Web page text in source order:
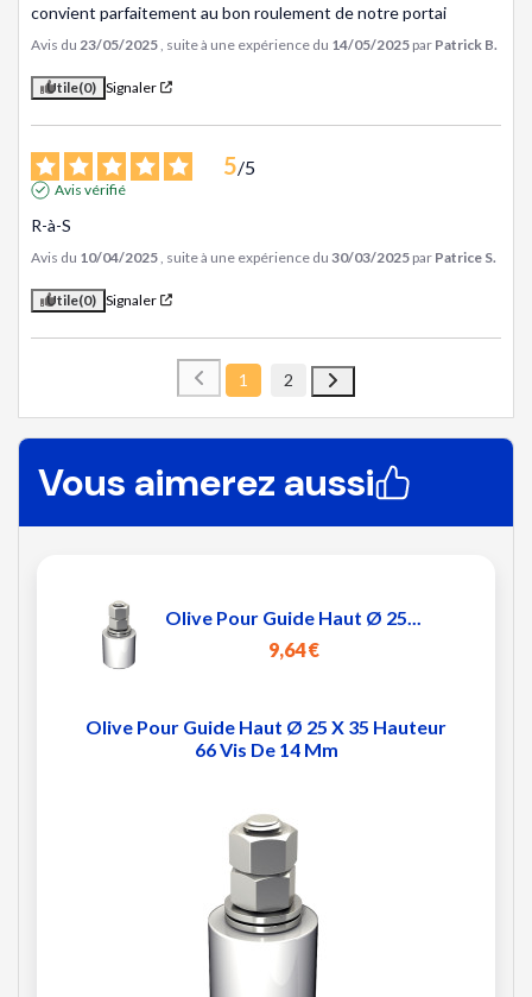
convient parfaitement au bon roulement de notre portai
Avis du 23/05/2025 , suite à une expérience du 14/05/2025 par Patrick B.
Utile(0) Signaler
5/5
Avis vérifié
R-à-S
Avis du 10/04/2025 , suite à une expérience du 30/03/2025 par Patrice S.
Utile(0) Signaler
1 2
Vous aimerez aussi
Olive Pour Guide Haut Ø 25...
9,64 €
Olive Pour Guide Haut Ø 25 X 35 Hauteur
66 Vis De 14 Mm